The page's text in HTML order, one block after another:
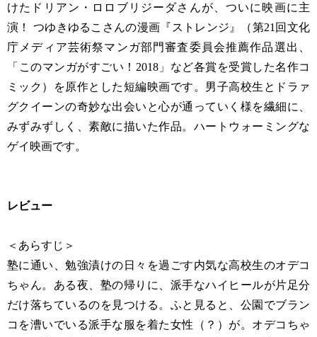
けたドリアン・ロロブリジーダさんが、ついに映画に主
演！ つゆきゆるこさんの漫画『ストレンジ』（第21回文化
庁メディア芸術祭マンガ部門審査委員会推薦作品選出、
「このマンガがすごい！2018」など各賞を受賞した名作コ
ミック）を原作とした短編映画です。男子高校生とドラァ
グクイーンの奇妙な出会いと心が通っていく様を繊細に、
みずみずしく、素敵に描いた作品。ハートウォーミングな
ゲイ映画です。
レビュー
＜あらすじ＞
塾に通い、勉強漬けの日々を過ごす内気な高校生のオデコ
ちゃん。ある夜、塾の帰りに、派手なハイヒールが片足分
だけ落ちているのを見つける。ふと見ると、公園でブラン
コを漕いでいる派手な服を着た女性（？）が。オデコちゃ